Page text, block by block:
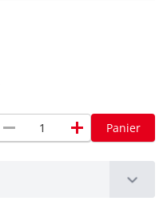
remove add Panier